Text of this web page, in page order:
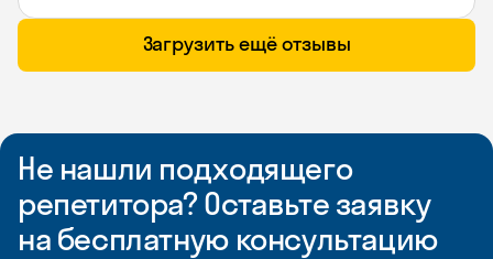
Загрузить ещё отзывы
Не нашли подходящего
репетитора? Оставьте заявку
на бесплатную консультацию